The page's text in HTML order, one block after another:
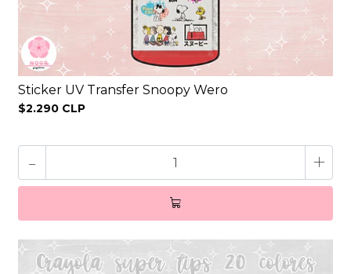
Sticker UV Transfer Snoopy Wero
$2.290 CLP
- +